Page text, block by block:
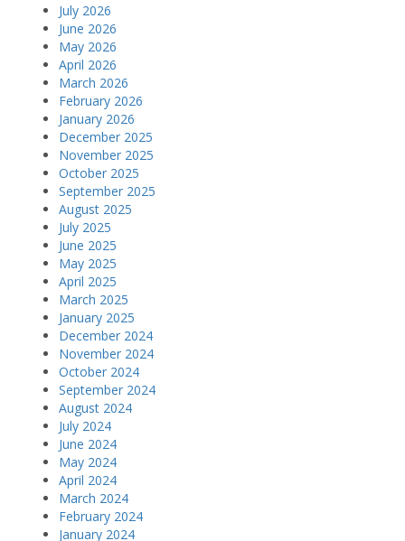
July 2026
June 2026
May 2026
April 2026
March 2026
February 2026
January 2026
December 2025
November 2025
October 2025
September 2025
August 2025
July 2025
June 2025
May 2025
April 2025
March 2025
January 2025
December 2024
November 2024
October 2024
September 2024
August 2024
July 2024
June 2024
May 2024
April 2024
March 2024
February 2024
January 2024